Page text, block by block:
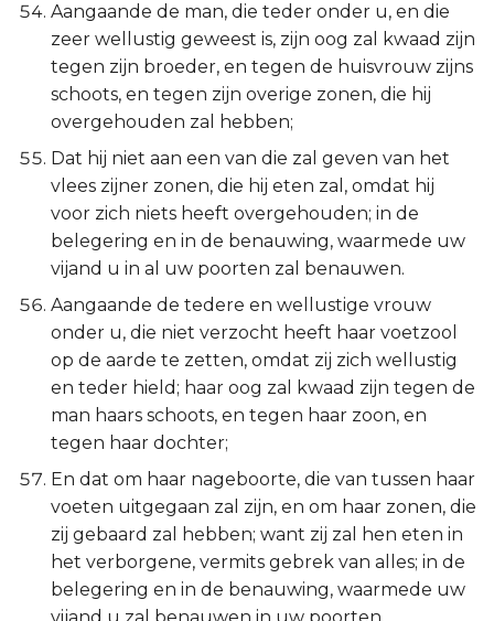
Aangaande de man, die teder onder u, en die
zeer wellustig geweest is, zijn oog zal kwaad zijn
tegen zijn broeder, en tegen de huisvrouw zijns
schoots, en tegen zijn overige zonen, die hij
overgehouden zal hebben;
Dat hij niet aan een van die zal geven van het
vlees zijner zonen, die hij eten zal, omdat hij
voor zich niets heeft overgehouden; in de
belegering en in de benauwing, waarmede uw
vijand u in al uw poorten zal benauwen.
Aangaande de tedere en wellustige vrouw
onder u, die niet verzocht heeft haar voetzool
op de aarde te zetten, omdat zij zich wellustig
en teder hield; haar oog zal kwaad zijn tegen de
man haars schoots, en tegen haar zoon, en
tegen haar dochter;
En dat om haar nageboorte, die van tussen haar
voeten uitgegaan zal zijn, en om haar zonen, die
zij gebaard zal hebben; want zij zal hen eten in
het verborgene, vermits gebrek van alles; in de
belegering en in de benauwing, waarmede uw